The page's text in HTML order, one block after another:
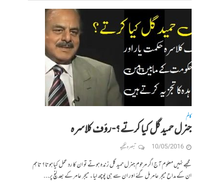
کالم
جنرل حمید گل کیا کرتے؟- رؤف کلاسرہ
10/05/2016 تبصرہ لکھیے
مجھے نہیں معلوم آج اگر مرحوم جنرل حمید گل زندہ ہوتے تو ان کا رد عمل کیا ہوتا؟ تاہم
ان کے مداح میجر عامر مل گئے اور ان سے ہی پوچھ لیا۔ میجر عامر کے بعد لنچ پر...